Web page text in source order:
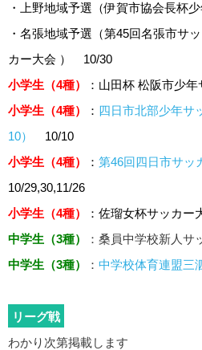
・上野地域予選（伊賀市協会長杯
・名張地域予選（第45回名張市サ
カー大会 ） 10/30
小学生（4種）
：山田杯 松阪市少年
小学生（4種）
： 四日市北部少年サ
10）
10/10
小学生（4種）
： 第46回四日市サッ
10/29,30,11/26
小学生（4種）
：佐瑠女杯サッカ
中学生（3種）
： 桑員中学校新人
中学生（3種）
： 中学校体育連盟三
リーグ戦
わかり次第掲載します